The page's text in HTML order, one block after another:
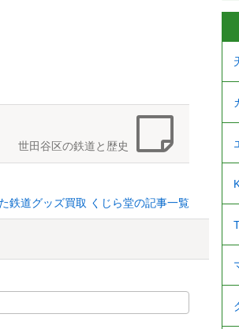
世田谷区の鉄道と歴史
鉄道グッズ買取 くじら堂の記事一覧